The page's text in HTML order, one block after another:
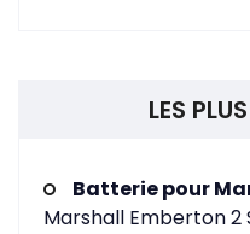
LES
Batterie pour
Marshall Emberton 2